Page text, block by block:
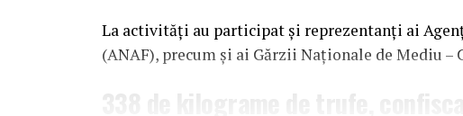
La activități au participat și reprezentanți ai
(ANAF), precum și ai Gărzii Naționale de Mediu –